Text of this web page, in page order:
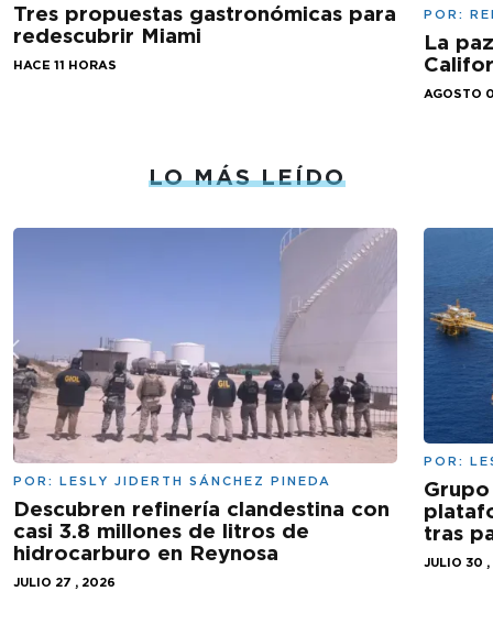
Tres propuestas gastronómicas para
redescubrir Miami
HACE 11 HORAS
POR:
La
AGOSTO
LO MÁS LEÍDO
POR: LESLY JIDERTH SÁNCHEZ PINEDA
Descubren refinería clandestina con
casi 3.8 millones de litros de
hidrocarburo en Reynosa
JULIO 27 , 2026
POR:
tras
JULIO 30